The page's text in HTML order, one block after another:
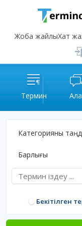
Жоба жайлыХат
Термин
Категорияны
Барлығы
Бекітілген